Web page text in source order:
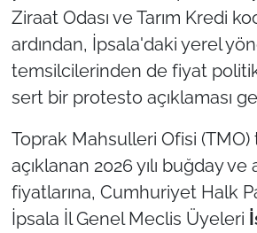
Ziraat Odası ve Tarım Kredi
ardından, İpsala'daki yerel
temsilcilerinden de fiyat
sert bir protesto açıklaması
Toprak Mahsulleri Ofisi (TMO)
açıklanan 2026 yılı buğday ve
fiyatlarına, Cumhuriyet Halk
İpsala İl Genel Meclis Üyeleri
ÇANAKKALE
TÜRKİYE
Güvenlik
Genel